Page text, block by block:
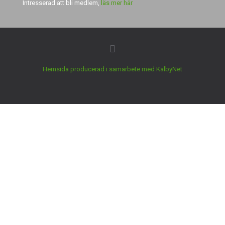
Intresserad att bli medlem, läs mer här
Hemsida producerad i samarbete med KalbyNet